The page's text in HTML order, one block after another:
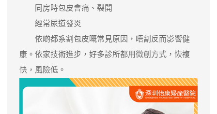
同房時包皮會痛、裂開
經常尿道發炎
依啲都系割包皮嘅常見原因，唔割反而影響健
康。依家技術進步，好多診所都用微創方式，恢複
快，風險低。